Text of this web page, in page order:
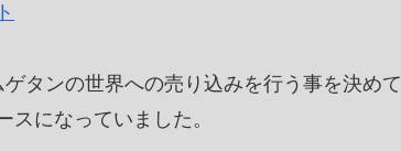
タンの世界への売り込みを行う事を決めて
になっていました。